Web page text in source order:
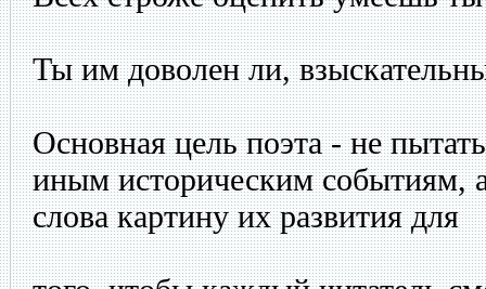
Ты им доволен ли,
Основная цель поэта - не
иным историческим событиям,
слова картину их развития для